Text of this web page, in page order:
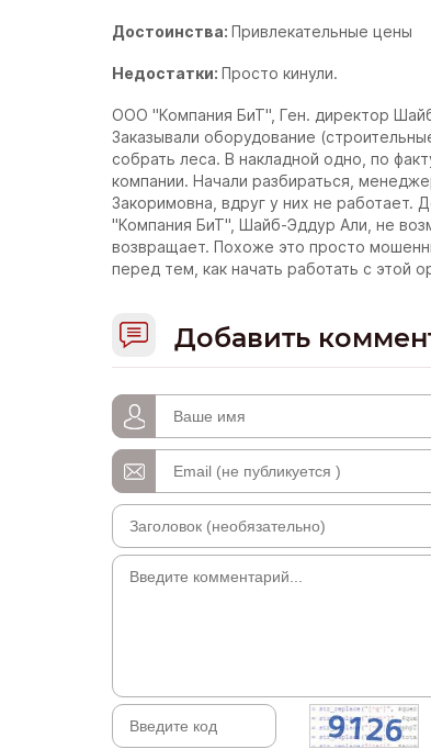
Достоинства: Привлекательные цены
Недостатки: Просто кинули.
ООО "Компания БиТ", Ген. директор
Заказывали оборудование
собрать леса. В накладной одно, по
компании. Начали разбираться,
Закоримовна, вдруг у них не работает.
"Компания БиТ", Шайб-Эддур Али, не
возвращает. Похоже это просто
перед тем, как начать работать с этой
Добавить